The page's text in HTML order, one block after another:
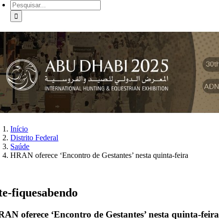
Buscar
resultados
para:
Início
Distrito Federal
Saúde
HRAN oferece ‘Encontro de Gestantes’ nesta quinta-feira
fiquesabendo
oferece ‘Encontro de Gestantes’ nesta quinta-feira